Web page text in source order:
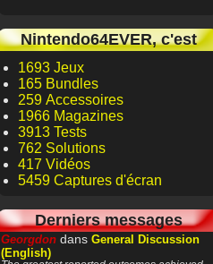
Nintendo64EVER, c'est
1693 Jeux
165 Bundles
259 Accessoires
1966 Magazines
3913 Tests
762 Solutions
417 Vidéos
5459 Captures d'écran
Derniers messages
Georgdon dans General Discussion
(English)